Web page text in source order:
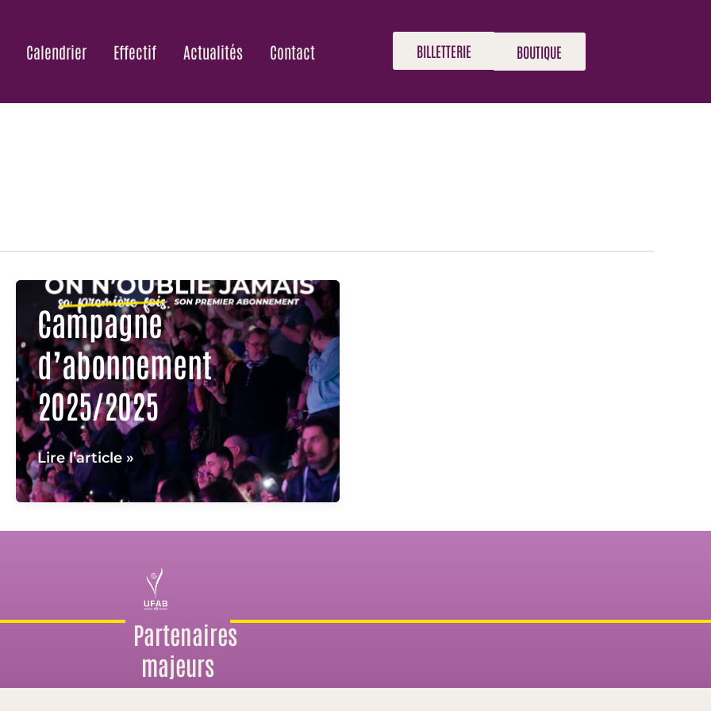
Calendrier Effectif Actualités Contact BILLETTERIE BOUTIQUE
Campagne
d’abonnement
2025/2025
Campagne
d’abonnement
2025/2025
Lire l’article »
Partenaires
majeurs